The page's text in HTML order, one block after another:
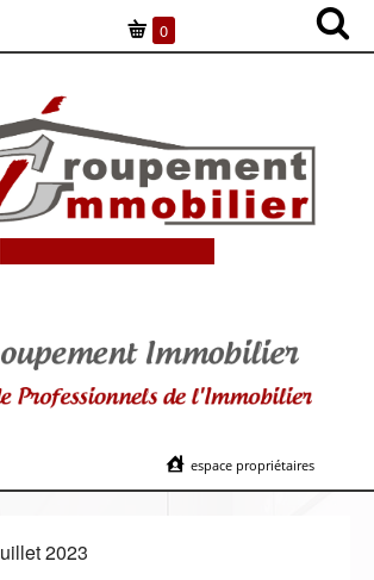
0
espace propriétaires
2023